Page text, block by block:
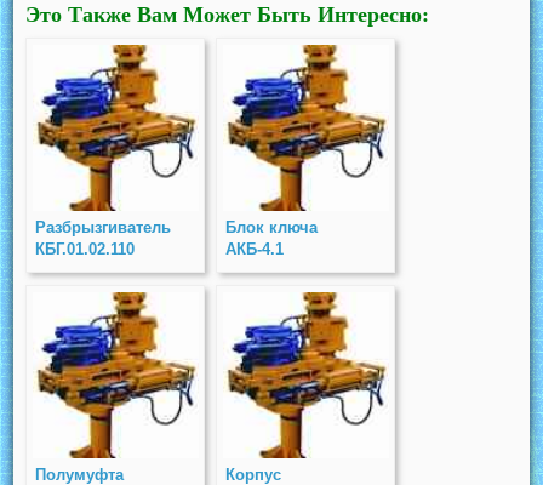
Это Также Вам Может Быть Интересно:
Разбрызгиватель
КБГ.01.02.110
Блок ключа
АКБ-4.1
Полумуфта
Корпус